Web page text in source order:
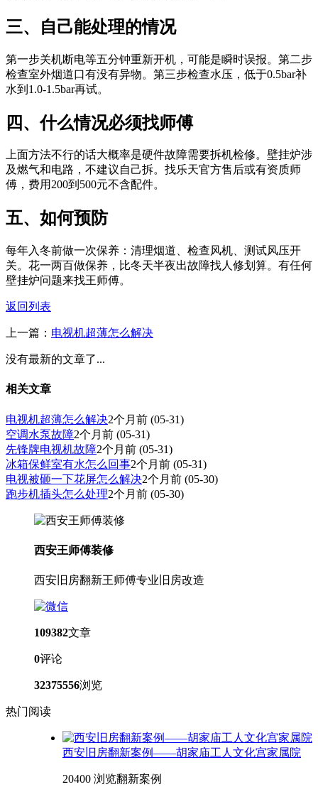
三、自己能处理的情况
第一步关机断电等五分钟重新开机，可能是瞬时误报。第二步
检查室外烟道口有没有异物。第三步检查水压，低于0.5bar补
水到1.0-1.5bar再试。
四、什么情况必须找师傅
上面方法不行的话大概率是硬件故障需要拆机检修。壁挂炉涉
及燃气和电路，不建议自己拆。找乐天官方售后或有资质师
傅，费用200到500元不含配件。
五、如何预防
每年入冬前做一次保养：清理烟道、检查风机、测试风压开
关。花一两百做保养，比冬天半夜出故障找人修划算。有任何
壁挂炉问题来找王师傅。
返回列表
上一篇： 电视机超薄怎么解决
没有最新的文章了...
相关文章
电视机超薄怎么解决2个月前 (05-31)
空调水泵故障2个月前 (05-31)
先锋牌电视机故障2个月前 (05-31)
冰箱保鲜室有水怎么回事2个月前 (05-31)
电视被砸一下花屏怎么解决2个月前 (05-30)
跑步机插头怎么处理2个月前 (05-30)
西安王师傅装修
西安旧房翻新王师傅专业旧房改造
109382文章
0评论
32375556浏览
热门阅读
西安旧房翻新案例——胡家庙工人文化宫家属院
20400 浏览翻新案例